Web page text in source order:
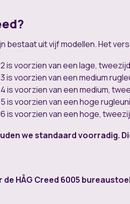
bestaat uit vijf modellen. Het
is voorzien van een lage,
is voorzien van een medium
is voorzien van een medium,
is voorzien van een hoge
is voorzien van een hoge,
we standaard voorradig.
de HÅG Creed 6005